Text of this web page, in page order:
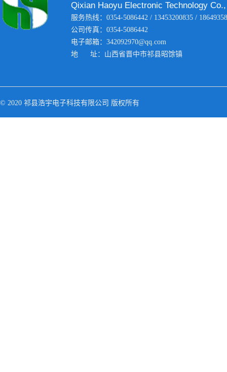
Qixian Haoyu Electronic Technology
服务热线：0354-5086442 / 13453200835 /
公司传真：0354-5086442
电子邮箱：342092970@qq.com
地 址：山西省晋中市祁县昭馀镇
© 2020 祁县浩宇电子科技有限公司 版权所有